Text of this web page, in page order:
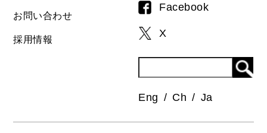
お問い合わせ
採用情報
Facebook
X
Eng Ch Ja